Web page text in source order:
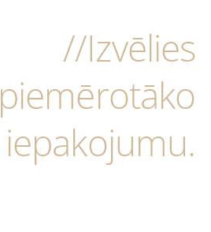
//Izvēlies
piemērotāko
iepakojumu.